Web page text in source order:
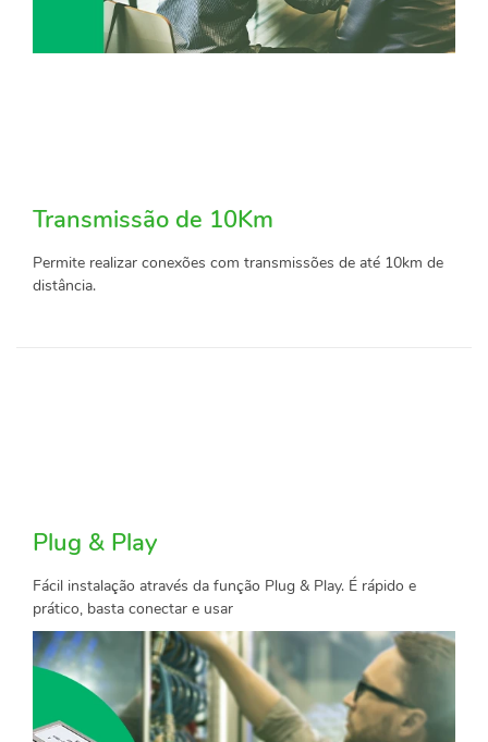
Transmissão de 10Km
Permite realizar conexões com transmissões de até 10km de
distância.
Plug & Play
Fácil instalação através da função Plug & Play. É rápido e
prático, basta conectar e usar